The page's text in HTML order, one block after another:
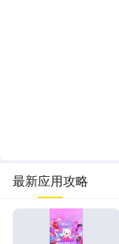
最新应用攻略